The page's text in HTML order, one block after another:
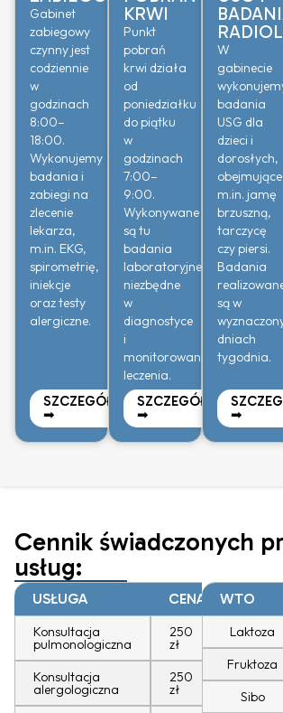
Gabinet
zabiegowy
czynny jest
codziennie
w
godzinach
8:00–
18:00.
Wykonujemy
badania i
zabiegi na
zlecenie
lekarza,
m.in. EKG,
spirometrię,
iniekcje
oraz testy
alergiczne.
SZCZEGÓŁY
➡︎
KRWI
Punkt
pobrań
krwi działa
od
poniedziałku
do piątku
w
godzinach
7:00–
9:00.
Wykonywane
są tu
badania
laboratoryjne
niezbędne
w
diagnostyce
i
monitorowaniu
leczenia.
SZCZEGÓŁY
➡︎
W
gabinecie
badania
USG dla
dzieci i
dorosłych,
obejmujące
m.in. jamę
brzuszną,
tarczycę
czy piersi.
Badania
są w
dniach
tygodnia.
➡︎
Cennik świadczonych
usług:
USŁUGA CENA
Konsultacja
pulmonologiczna
250
zł
Konsultacja
alergologiczna
250
zł
WTO
Laktoza
Fruktoza
Sibo